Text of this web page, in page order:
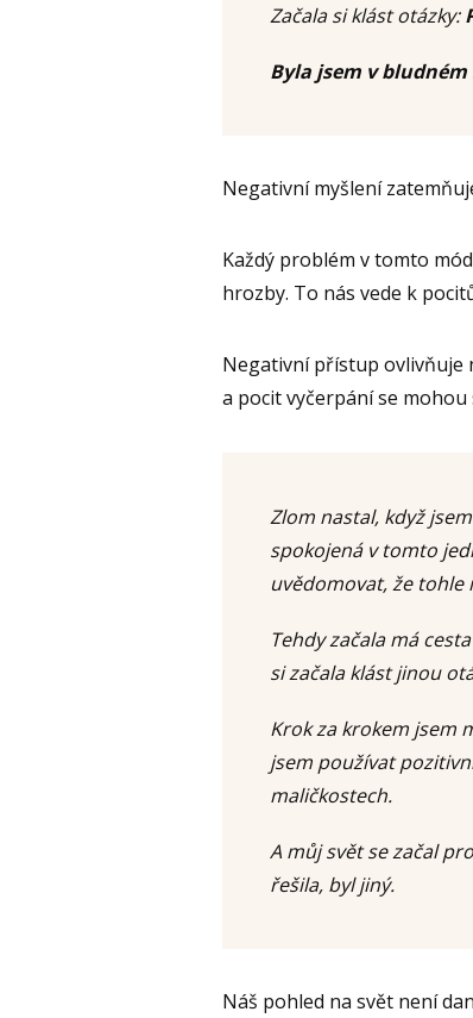
Začala si klást otázky:
Byla jsem v
Negativní myšlení
Každý problém v tomto
hrozby. To nás vede k
Negativní přístup ovlivňuje
a pocit vyčerpání se
Zlom nastal, když
spokojená v tomto
uvědomovat, že tohle
Tehdy začala má
si začala klást jinou
Krok za krokem jsem
jsem používat
maličkostech.
A můj svět se začal
řešila, byl jiný.
Náš pohled na svět není